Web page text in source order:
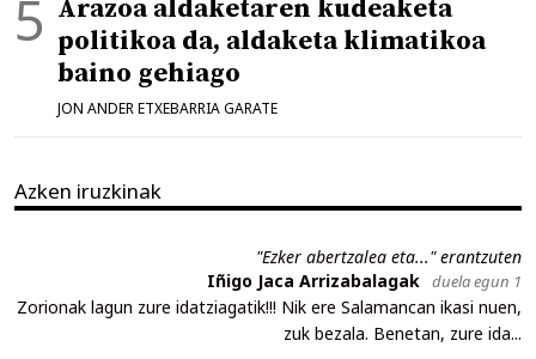
Arazoa aldaketaren kudeaketa
politikoa da, aldaketa klimatikoa
baino gehiago
JON ANDER ETXEBARRIA GARATE
Azken iruzkinak
"Ezker abertzalea eta..." erantzuten
Iñigo Jaca Arrizabalagak duela egun 1
Zorionak lagun zure idatziagatik!!! Nik ere Salamancan ikasi nuen,
zuk bezala. Benetan, zure ida...